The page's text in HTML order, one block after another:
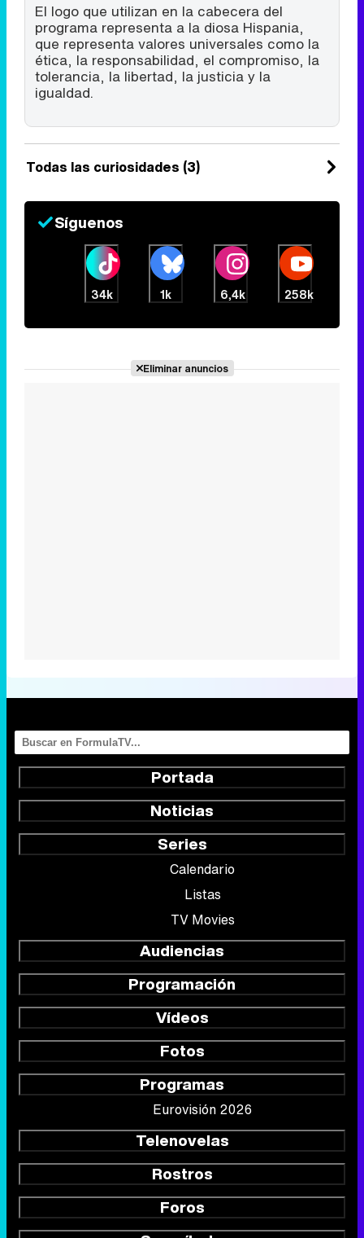
El logo que utilizan en la cabecera del
programa representa a la diosa Hispania,
que representa valores universales como la
ética, la responsabilidad, el compromiso, la
tolerancia, la libertad, la justicia y la
igualdad.
Todas las curiosidades (3)
Síguenos
34k 1k 6,4k 258k
Eliminar anuncios
Portada
Noticias
Series
Calendario
Listas
TV Movies
Audiencias
Programación
Vídeos
Fotos
Programas
Eurovisión 2026
Telenovelas
Rostros
Foros